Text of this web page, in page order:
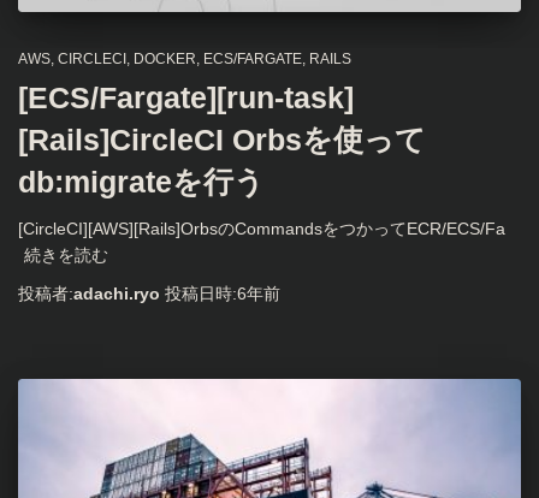
AWS CIRCLECI DOCKER ECS/FARGATE RAILS
[ECS/Fargate][run-task]
[Rails]CircleCI Orbsを使って
db:migrateを行う
[CircleCI][AWS][Rails]OrbsのCommandsをつかってECR/ECS/Fa
続きを読む
投稿者:adachi.ryo 投稿日時:6年前